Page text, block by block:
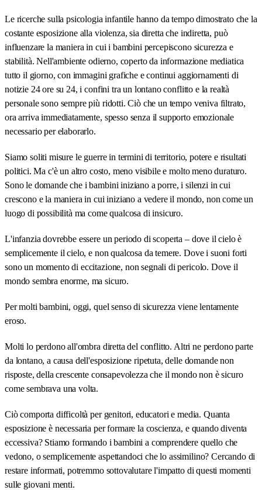
Le ricerche sulla psicologia infantile hanno da tempo dimostrato che la
costante esposizione alla violenza, sia diretta che indiretta, può
influenzare la maniera in cui i bambini percepiscono sicurezza e
stabilità. Nell'ambiente odierno, coperto da informazione mediatica
tutto il giorno, con immagini grafiche e continui aggiornamenti di
notizie 24 ore su 24, i confini tra un lontano conflitto e la realtà
personale sono sempre più ridotti. Ciò che un tempo veniva filtrato,
ora arriva immediatamente, spesso senza il supporto emozionale
necessario per elaborarlo.
Siamo soliti misure le guerre in termini di territorio, potere e risultati
politici. Ma c'è un altro costo, meno visibile e molto meno duraturo.
Sono le domande che i bambini iniziano a porre, i silenzi in cui
crescono e la maniera in cui iniziano a vedere il mondo, non come un
luogo di possibilità ma come qualcosa di insicuro.
L'infanzia dovrebbe essere un periodo di scoperta – dove il cielo è
semplicemente il cielo, e non qualcosa da temere. Dove i suoni forti
sono un momento di eccitazione, non segnali di pericolo. Dove il
mondo sembra enorme, ma sicuro.
Per molti bambini, oggi, quel senso di sicurezza viene lentamente
eroso.
Molti lo perdono all'ombra diretta del conflitto. Altri ne perdono parte
da lontano, a causa dell'esposizione ripetuta, delle domande non
risposte, della crescente consapevolezza che il mondo non è sicuro
come sembrava una volta.
Ciò comporta difficoltà per genitori, educatori e media. Quanta
esposizione è necessaria per formare la coscienza, e quando diventa
eccessiva? Stiamo formando i bambini a comprendere quello che
vedono, o semplicemente aspettandoci che lo assimilino? Cercando di
restare informati, potremmo sottovalutare l'impatto di questi momenti
sulle giovani menti.